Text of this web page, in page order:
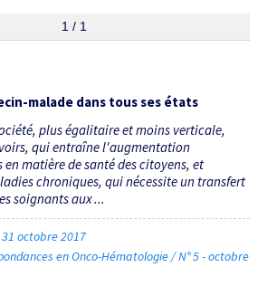
1 / 1
malade dans tous ses états
plus égalitaire et moins verticale,
qui entraîne l'augmentation
en matière de santé des citoyens, et
chroniques, qui nécessite un transfert
soignants aux ...
31 octobre 2017
en Onco-Hématologie / N° 5 - octobre